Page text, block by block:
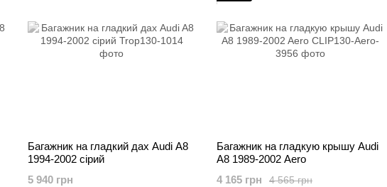
Багажник на гладкий дах Audi A8
1994-2002 сірий
5 940 грн
Багажник на гладкую крышу Audi
A8 1989-2002 Aero
4 565 грн
4 165 грн